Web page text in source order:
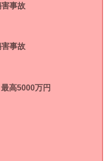
事故
事故
高5000万円